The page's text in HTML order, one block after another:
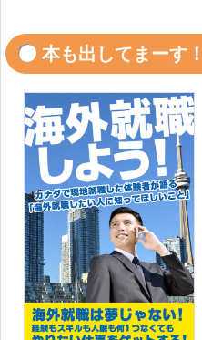
本も出してまーす！